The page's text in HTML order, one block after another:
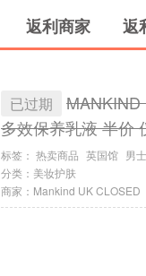
返利商家 返
已过期
多效保养乳液 半价
标签： 热卖商品 英国馆 男士
分类： 美妆护肤
商家：Mankind UK CLOSED